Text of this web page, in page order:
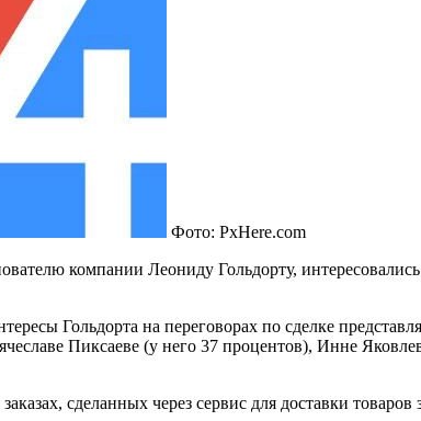
Фото: PxHere.com
компании Леониду Гольдорту,
Гольдорта на переговорах по сделке
Пиксаеве (у него 37 процентов), Инне
сделанных через сервис для доставки